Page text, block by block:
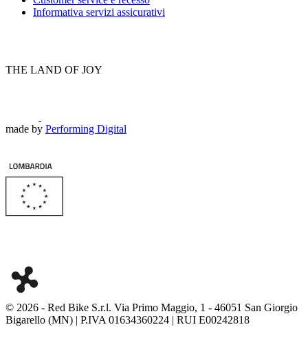
Informativa servizi assicurativi
THE LAND OF JOY
made by Performing Digital
© 2026 - Red Bike S.r.l. Via Primo Maggio, 1 - 46051 San Giorgio
Bigarello (MN) | P.IVA 01634360224 | RUI E00242818